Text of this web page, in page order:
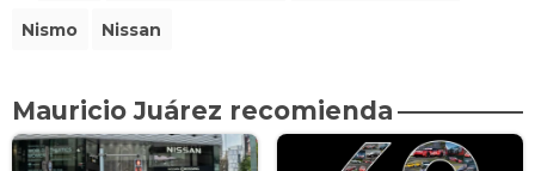
Nismo Nissan
Mauricio Juárez recomienda